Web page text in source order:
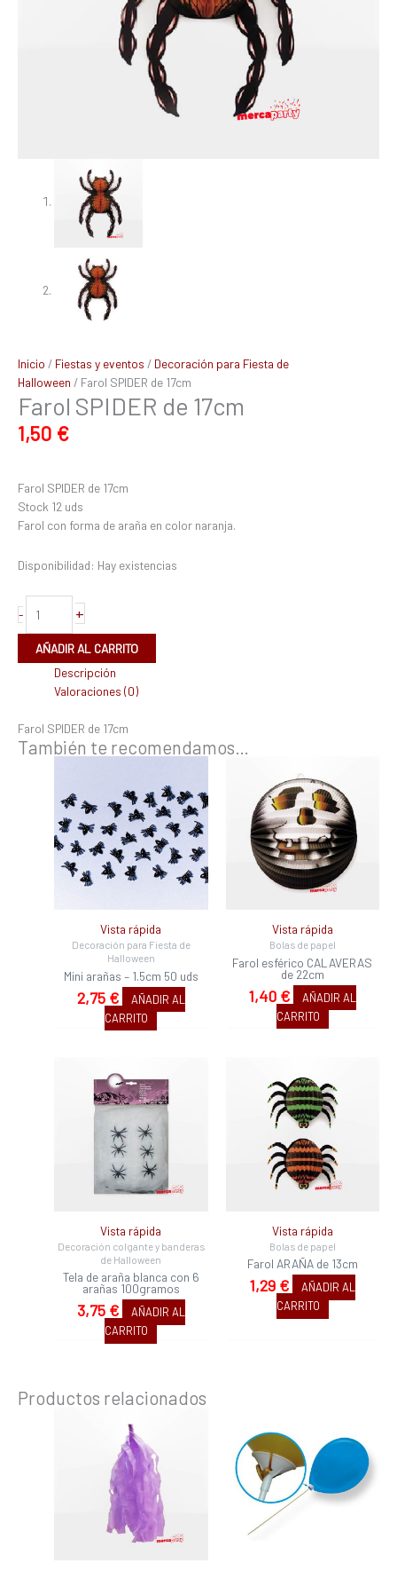
Inicio / Fiestas y eventos / Decoración para Fiesta de
Halloween / Farol SPIDER de 17cm
Farol SPIDER de 17cm
1,50 €
Farol SPIDER de 17cm
Stock 12 uds
Farol con forma de araña en color naranja.
Disponibilidad: Hay existencias
- +
AÑADIR AL CARRITO
Descripción
Valoraciones (0)
Farol SPIDER de 17cm
También te recomendamos…
Vista rápida
Decoración para Fiesta de
Halloween
Mini arañas – 1.5cm 50 uds
2,75 €
AÑADIR AL
CARRITO
Vista rápida
Bolas de papel
Farol esférico CALAVERAS
de 22cm
1,40 €
AÑADIR AL
CARRITO
Vista rápida
Decoración colgante y banderas
de Halloween
Tela de araña blanca con 6
arañas 100gramos
3,75 €
AÑADIR AL
CARRITO
Vista rápida
Bolas de papel
Farol ARAÑA de 13cm
1,29 €
AÑADIR AL
CARRITO
Productos relacionados